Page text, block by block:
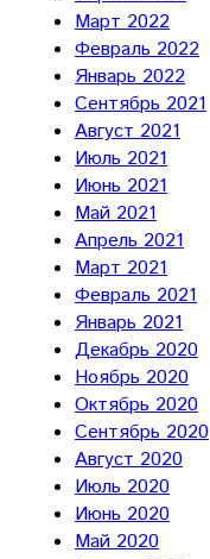
Март 2022
Февраль 2022
Январь 2022
Сентябрь 2021
Август 2021
Июль 2021
Июнь 2021
Май 2021
Апрель 2021
Март 2021
Февраль 2021
Январь 2021
Декабрь 2020
Ноябрь 2020
Октябрь 2020
Сентябрь 2020
Август 2020
Июль 2020
Июнь 2020
Май 2020